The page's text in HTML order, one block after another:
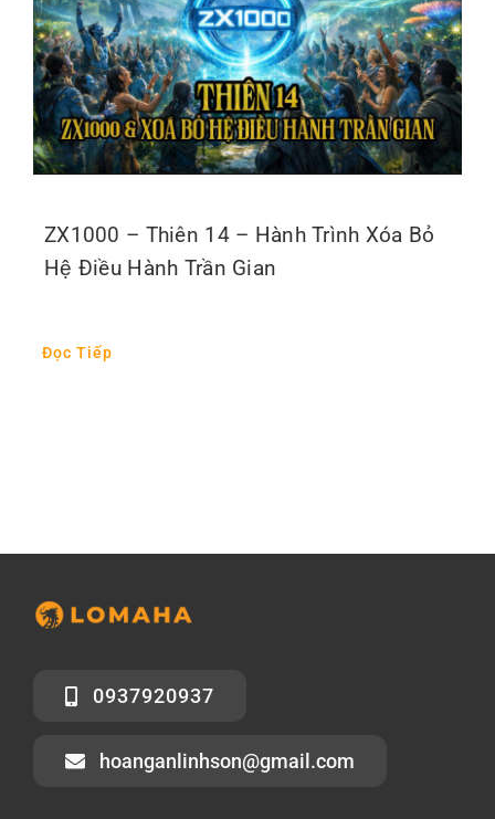
ZX1000 – Thiên 14 – Hành Trình Xóa Bỏ
Hệ Điều Hành Trần Gian
Đọc Tiếp
0937920937
hoanganlinhson@gmail.com